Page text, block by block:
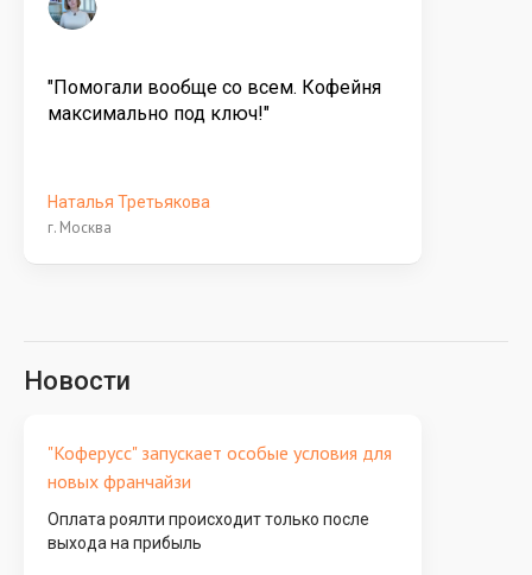
"Помогали вообще со всем. Кофейня
максимально под ключ!"
Наталья Третьякова
г. Москва
Новости
"Коферусс" запускает особые условия для
новых франчайзи
Оплата роялти происходит только после
выхода на прибыль